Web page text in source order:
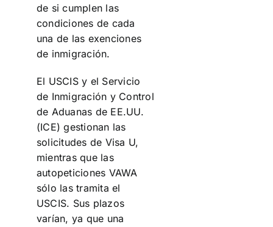
de si cumplen las
condiciones de cada
una de las exenciones
de inmigración.
El USCIS y el Servicio
de Inmigración y Control
de Aduanas de EE.UU.
(ICE) gestionan las
solicitudes de Visa U,
mientras que las
autopeticiones VAWA
sólo las tramita el
USCIS. Sus plazos
varían, ya que una